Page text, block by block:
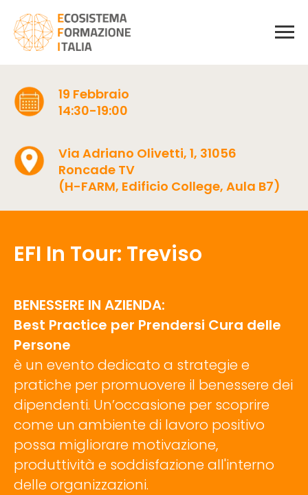
19 Febbraio
14:30-19:00
Via Adriano Olivetti, 1, 31056
Roncade TV
(H-FARM, Edificio College, Aula B7)
EFI In Tour: Treviso
BENESSERE IN AZIENDA:
Best Practice per Prendersi Cura delle
Persone
è un evento dedicato a strategie e
pratiche per promuovere il benessere dei
dipendenti. Un’occasione per scoprire
come un ambiente di lavoro positivo
possa migliorare motivazione,
produttività e soddisfazione all'interno
delle organizzazioni.